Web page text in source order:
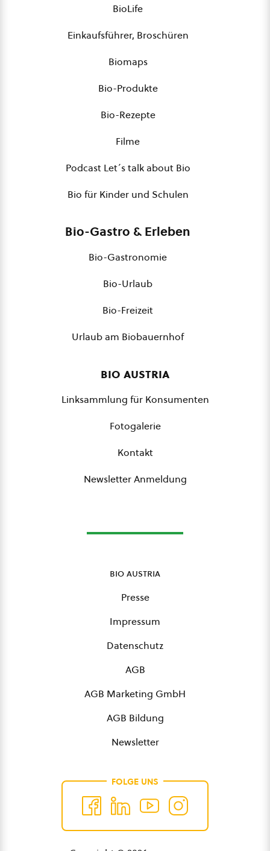
BioLife
Einkaufsführer, Broschüren
Biomaps
Bio-Produkte
Bio-Rezepte
Filme
Podcast Let´s talk about Bio
Bio für Kinder und Schulen
Bio-Gastro & Erleben
Bio-Gastronomie
Bio-Urlaub
Bio-Freizeit
Urlaub am Biobauernhof
bio austria
Linksammlung für Konsumenten
Fotogalerie
Kontakt
Newsletter Anmeldung
bio austria
Presse
Impressum
Datenschutz
AGB
AGB Marketing GmbH
AGB Bildung
Newsletter
FOLGE UNS